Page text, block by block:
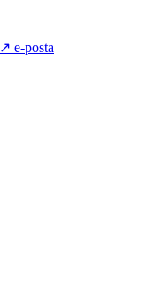
↗ e-posta